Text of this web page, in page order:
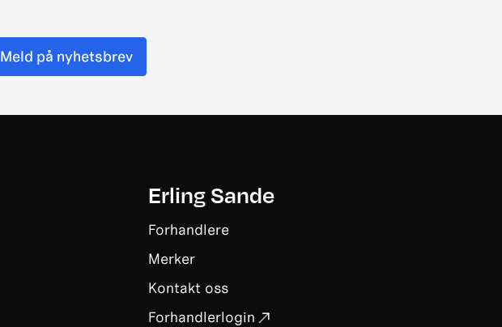
Meld på nyhetsbrev
Erling Sande
Forhandlere
Merker
Kontakt oss
Forhandlerlogin